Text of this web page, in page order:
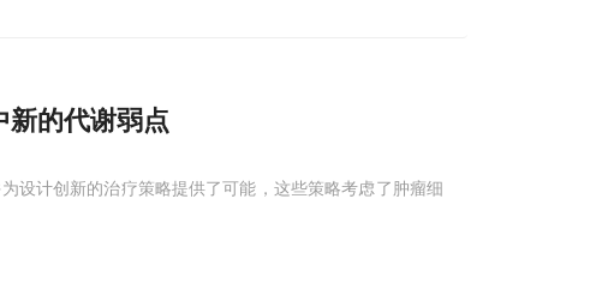
的代谢弱点
设计创新的治疗策略提供了可能，这些策略考虑了肿瘤细